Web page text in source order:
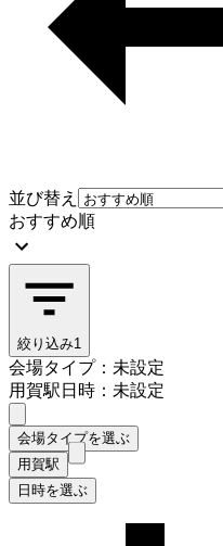
並び替え
おすすめ順
絞り込み1
会場タイプ：未設定
用賀駅日時：未設定
会場タイプを選ぶ
用賀駅
日時を選ぶ